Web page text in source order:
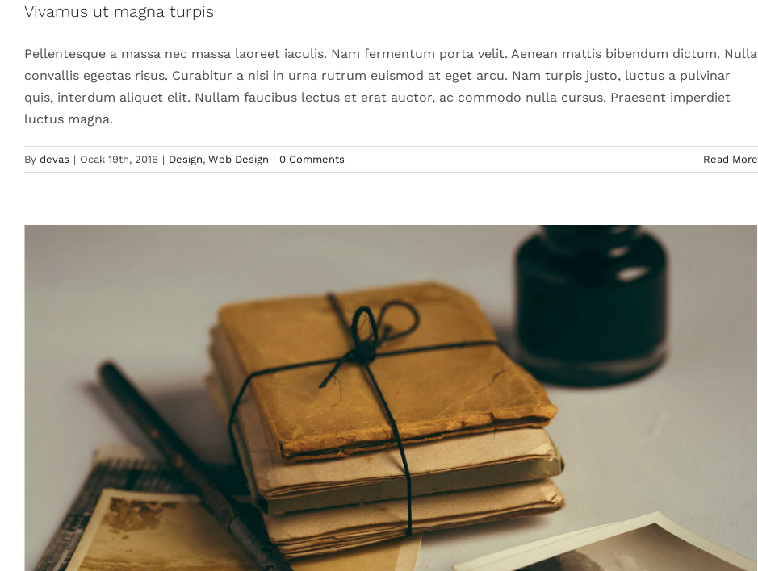
Vivamus ut magna turpis
Pellentesque a massa nec massa laoreet iaculis. Nam fermentum porta velit. Aenean mattis bibendum dictum. Nulla
convallis egestas risus. Curabitur a nisi in urna rutrum euismod at eget arcu. Nam turpis justo, luctus a pulvinar
quis, interdum aliquet elit. Nullam faucibus lectus et erat auctor, ac commodo nulla cursus. Praesent imperdiet
luctus magna.
By devas | Ocak 19th, 2016 | Design, Web Design | 0 Comments Read More